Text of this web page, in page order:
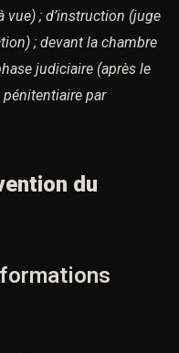
vue) ; d’instruction (juge
; devant la chambre
judiciaire (après le
pénitentiaire par
du